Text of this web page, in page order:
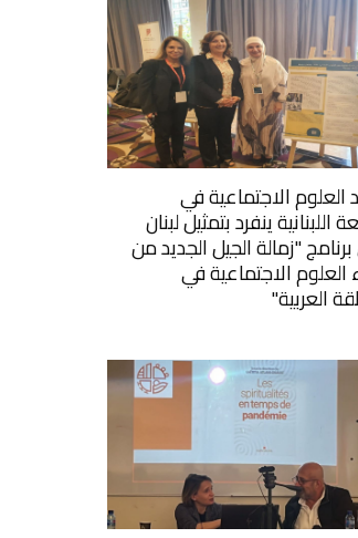
الاجتماعية في
اللبنانية ينفرد بتمثيل لبنان
"زمالة الجيل الجديد من
العلوم الاجتماعية في
العربية"